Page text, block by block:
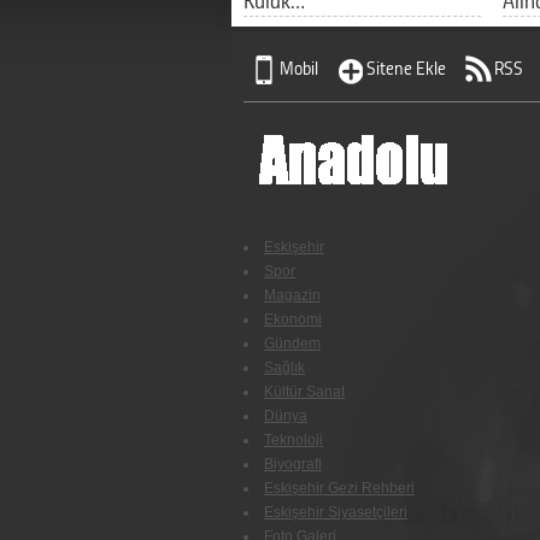
Mobil Sitene Ekle RSS
Eskişehir
Spor
Magazin
Ekonomi
Gündem
Sağlık
Kültür Sanat
Dünya
Teknoloji
Biyografi
Eskişehir Gezi Rehberi
Eskişehir Siyasetçileri
Foto Galeri